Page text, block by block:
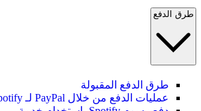
طرق الدفع
طرق الدفع المقبولة
عمليات الدفع من خلال PayPal لـ Spotify